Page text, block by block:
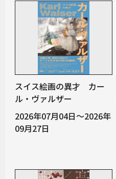
スイス絵画の異才 カー
ル・ヴァルザー
2026年07月04日～2026年
09月27日